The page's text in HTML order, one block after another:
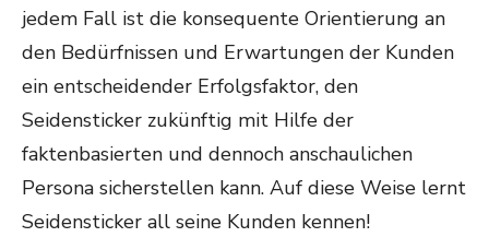
jedem Fall ist die konsequente Orientierung an
den Bedürfnissen und Erwartungen der Kunden
ein entscheidender Erfolgsfaktor, den
Seidensticker zukünftig mit Hilfe der
faktenbasierten und dennoch anschaulichen
Persona sicherstellen kann. Auf diese Weise lernt
Seidensticker all seine Kunden kennen!